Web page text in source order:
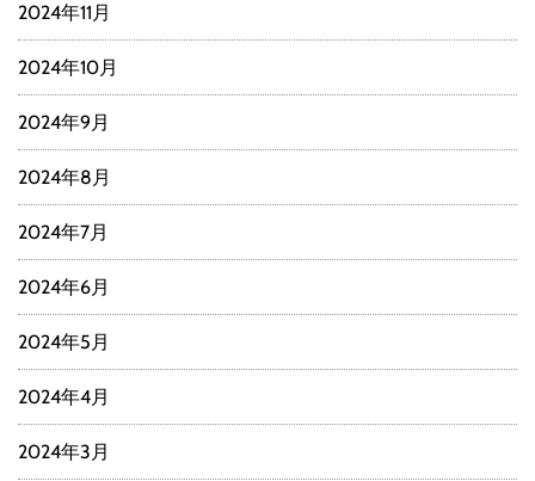
2024年11月
2024年10月
2024年9月
2024年8月
2024年7月
2024年6月
2024年5月
2024年4月
2024年3月